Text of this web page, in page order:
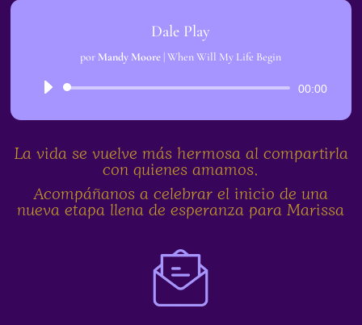
Dale Play
por Mandy Moore |When Will My Life Begin
Reproductor
00:00
La vida se vuelve más hermosa al compartirla
con quienes amamos.
Acompáñanos a celebrar el inicio de una
nueva etapa llena de esperanza para Marissa